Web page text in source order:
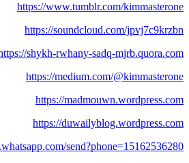
https://www.tumblr.com/kimmasterone
https://soundcloud.com/jpvj7c9krzbn
shykh-rwhany-sadq-mjrb.quora.com
https://medium.com/@kimmasterone
https://madmouwn.wordpress.com
https://duwailyblog.wordpress.com
send?phone=15162536280